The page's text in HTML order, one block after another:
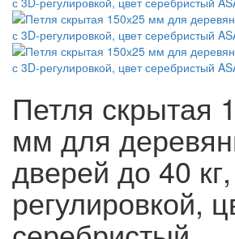
Петля скрытая
мм для
дверей до 40
регулировкой,